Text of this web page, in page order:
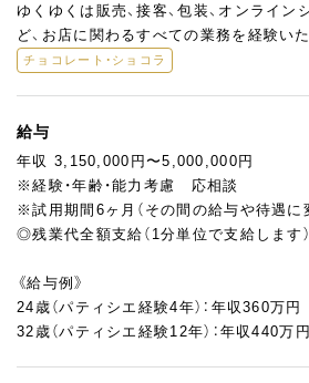
ゆくゆくは販売、接客、包装、オンライン
ど、お店に関わるすべての業務を経験いた
チョコレート・ショコラ
給与
年収 3,150,000円〜5,000,000円
※経験・年齢・能力考慮 応相談
※試用期間6ヶ月（その間の給与や待遇に
◎残業代全額支給（1分単位で支給します）
《給与例》
24歳（パティシエ経験4年）：年収360万円
32歳（パティシエ経験12年）：年収440万円